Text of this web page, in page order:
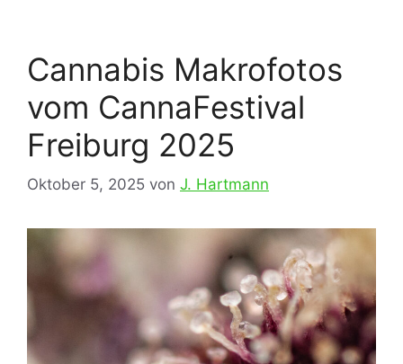
Cannabis Makrofotos
vom CannaFestival
Freiburg 2025
Oktober 5, 2025 von J. Hartmann